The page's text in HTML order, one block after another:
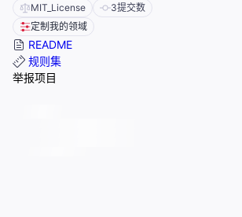
MIT_License 3提交数
定制我的领域
README
规则集
举报项目